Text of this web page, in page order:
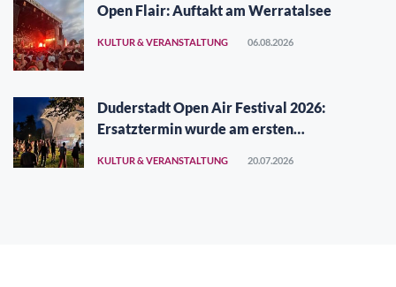
Open Flair: Auftakt am Werratalsee
KULTUR & VERANSTALTUNG 06.08.2026
Duderstadt Open Air Festival 2026:
Ersatztermin wurde am ersten
KULTUR & VERANSTALTUNG 20.07.2026